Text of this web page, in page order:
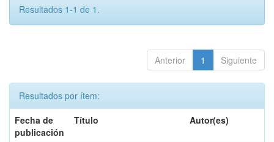
Resultados 1-1 de 1.
Anterior 1 Siguiente
Resultados por ítem:
Fecha de
publicación
Título Autor(es)